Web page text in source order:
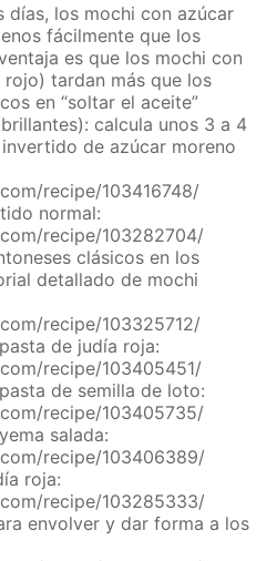
días, los mochi con azúcar
fácilmente que los
es que los mochi con
tardan más que los
en “soltar el aceite”
calcula unos 3 a 4
de azúcar moreno
recipe/103416748/
normal:
recipe/103282704/
clásicos en los
detallado de mochi
recipe/103325712/
de judía roja:
recipe/103405451/
de semilla de loto:
recipe/103405735/
salada:
recipe/103406389/
roja:
recipe/103285333/
envolver y dar forma a los